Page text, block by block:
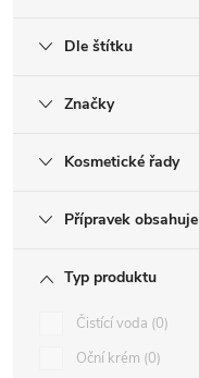
Dle štítku
Značky
Kosmetické řady
Přípravek obsahuje
Typ produktu
Čistící voda 0
Oční krém 0